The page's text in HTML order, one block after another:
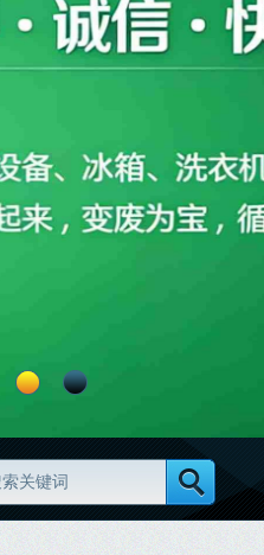
范 废旧物资分类怎么做更规范